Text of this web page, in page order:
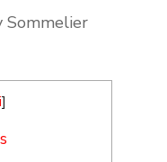
Sommelier
]